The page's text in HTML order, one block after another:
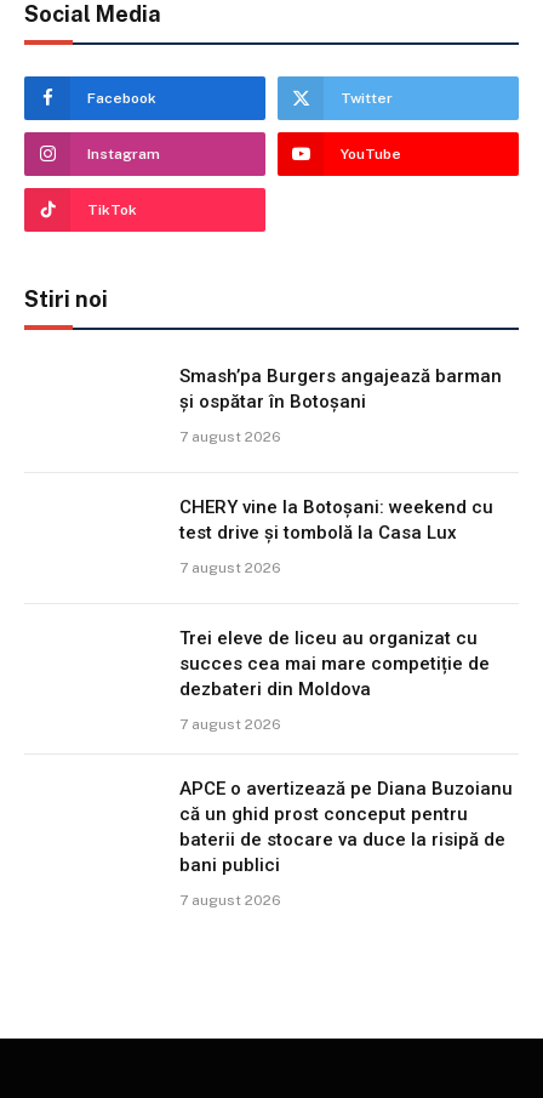
Social Media
Facebook Twitter
Instagram YouTube
TikTok
Stiri noi
Smash’pa Burgers angajează barman
și ospătar în Botoșani
7 august 2026
CHERY vine la Botoșani: weekend cu
test drive și tombolă la Casa Lux
7 august 2026
Trei eleve de liceu au organizat cu
succes cea mai mare competiție de
dezbateri din Moldova
7 august 2026
APCE o avertizează pe Diana Buzoianu
că un ghid prost conceput pentru
baterii de stocare va duce la risipă de
bani publici
7 august 2026